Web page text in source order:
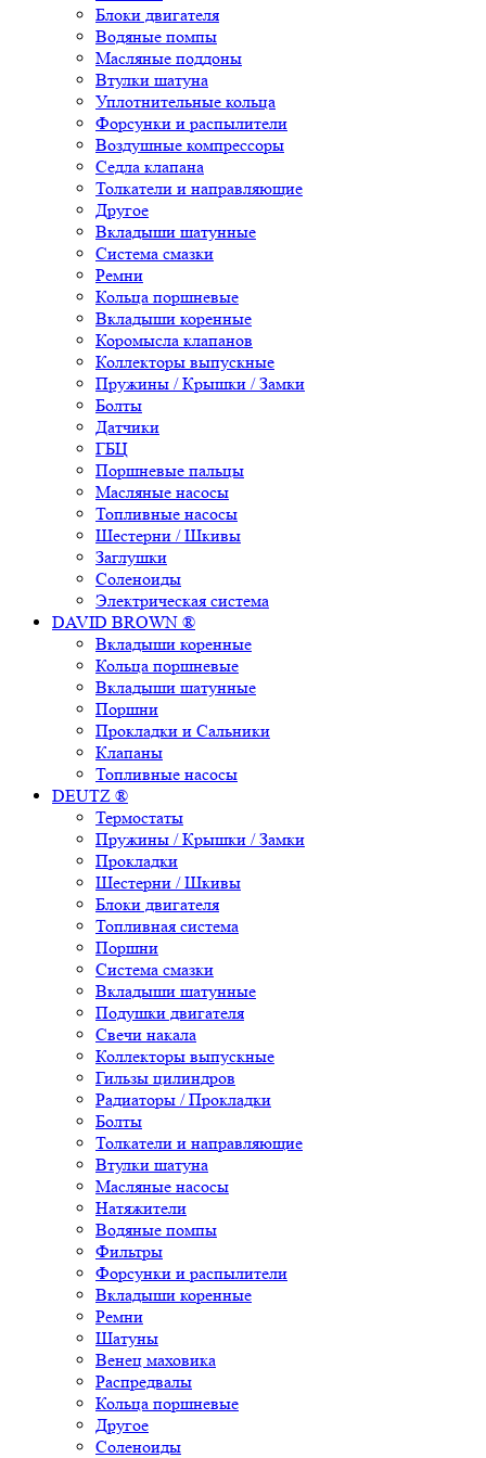
Блоки двигателя
Водяные помпы
Масляные поддоны
Втулки шатуна
Уплотнительные кольца
Форсунки и распылители
Воздушные компрессоры
Седла клапана
Толкатели и направляющие
Другое
Вкладыши шатунные
Система смазки
Ремни
Кольца поршневые
Вкладыши коренные
Коромысла клапанов
Коллекторы выпускные
Пружины / Крышки / Замки
Болты
Датчики
ГБЦ
Поршневые пальцы
Масляные насосы
Топливные насосы
Шестерни / Шкивы
Заглушки
Соленоиды
Электрическая система
DAVID BROWN ®
Вкладыши коренные
Кольца поршневые
Вкладыши шатунные
Поршни
Прокладки и Сальники
Клапаны
Топливные насосы
DEUTZ ®
Термостаты
Пружины / Крышки / Замки
Прокладки
Шестерни / Шкивы
Блоки двигателя
Топливная система
Поршни
Система смазки
Вкладыши шатунные
Подушки двигателя
Свечи накала
Коллекторы выпускные
Гильзы цилиндров
Радиаторы / Прокладки
Болты
Толкатели и направляющие
Втулки шатуна
Масляные насосы
Натяжители
Водяные помпы
Фильтры
Форсунки и распылители
Вкладыши коренные
Ремни
Шатуны
Венец маховика
Распредвалы
Кольца поршневые
Другое
Соленоиды